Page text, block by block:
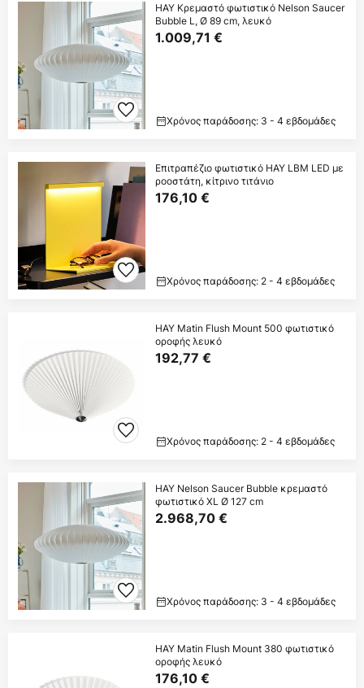
HAY Κρεμαστό φωτιστικό Nelson Saucer
Bubble L, Ø 89 cm, λευκό
1.009,71 €
Χρόνος παράδοσης: 3 - 4 εβδομάδες
Επιτραπέζιο φωτιστικό HAY LBM LED με
ροοστάτη, κίτρινο τιτάνιο
176,10 €
Χρόνος παράδοσης: 2 - 4 εβδομάδες
HAY Matin Flush Mount 500 φωτιστικό
οροφής λευκό
192,77 €
Χρόνος παράδοσης: 2 - 4 εβδομάδες
HAY Nelson Saucer Bubble κρεμαστό
φωτιστικό XL Ø 127 cm
2.968,70 €
Χρόνος παράδοσης: 3 - 4 εβδομάδες
HAY Matin Flush Mount 380 φωτιστικό
οροφής λευκό
176,10 €